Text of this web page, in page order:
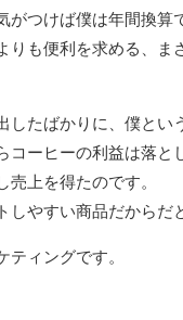
つけば僕は年間換算
りも便利を求める、
たばかりに、僕とい
コーヒーの利益は落
上を得たのです。
やすい商品だからだ
ィングです。